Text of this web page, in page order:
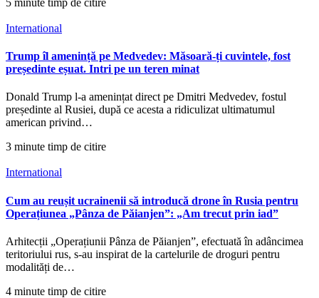
International
Trump îl amenință pe Medvedev: Măsoară-ți cuvintele, fost
președinte eșuat. Intri pe un teren minat
Donald Trump l-a amenințat direct pe Dmitri Medvedev, fostul
președinte al Rusiei, după ce acesta a ridiculizat ultimatumul
american privind…
3 minute timp de citire
International
Cum au reușit ucrainenii să introducă drone în Rusia pentru
Operațiunea „Pânza de Păianjen”: „Am trecut prin iad”
Arhitecții „Operațiunii Pânza de Păianjen”, efectuată în adâncimea
teritoriului rus, s-au inspirat de la cartelurile de droguri pentru
modalități de…
4 minute timp de citire